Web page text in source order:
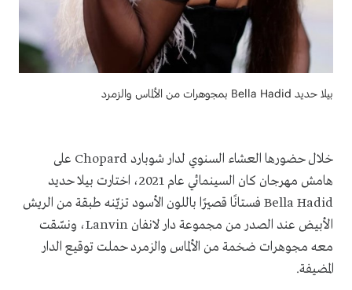
بيلا حديد Bella Hadid بمجوهرات من الألماس والزمرد
خلال حضورها العشاء السنوي لدار شوبارد Chopard على
هامش مهرجان كان السينمائي عام 2021، اختارت بيلا حديد
Bella Hadid فستانًا قصيرًا باللون الأسود تزيّنه طبقة من الريش
الأبيض عند الصدر من مجموعة دار لانفان Lanvin، ونسّقت
معه مجوهرات ضخمة من الألماس والزمرد حملت توقيع الدار
المضيفة.